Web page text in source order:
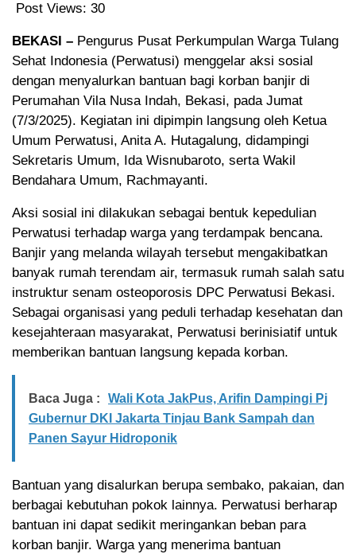
Post Views: 30
BEKASI – Pengurus Pusat Perkumpulan Warga Tulang
Sehat Indonesia (Perwatusi) menggelar aksi sosial
dengan menyalurkan bantuan bagi korban banjir di
Perumahan Vila Nusa Indah, Bekasi, pada Jumat
(7/3/2025). Kegiatan ini dipimpin langsung oleh Ketua
Umum Perwatusi, Anita A. Hutagalung, didampingi
Sekretaris Umum, Ida Wisnubaroto, serta Wakil
Bendahara Umum, Rachmayanti.
Aksi sosial ini dilakukan sebagai bentuk kepedulian
Perwatusi terhadap warga yang terdampak bencana.
Banjir yang melanda wilayah tersebut mengakibatkan
banyak rumah terendam air, termasuk rumah salah satu
instruktur senam osteoporosis DPC Perwatusi Bekasi.
Sebagai organisasi yang peduli terhadap kesehatan dan
kesejahteraan masyarakat, Perwatusi berinisiatif untuk
memberikan bantuan langsung kepada korban.
Baca Juga :
Wali Kota JakPus, Arifin Dampingi Pj
Gubernur DKI Jakarta Tinjau Bank Sampah dan
Panen Sayur Hidroponik
Bantuan yang disalurkan berupa sembako, pakaian, dan
berbagai kebutuhan pokok lainnya. Perwatusi berharap
bantuan ini dapat sedikit meringankan beban para
korban banjir. Warga yang menerima bantuan